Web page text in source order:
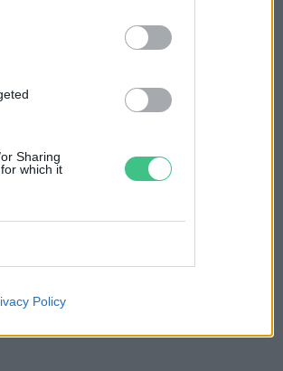
Sharing
which it
Policy
és
a
a